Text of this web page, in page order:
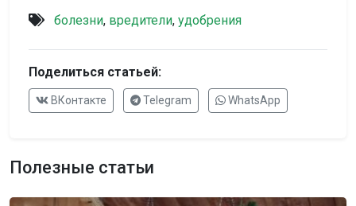
болезни, вредители, удобрения
Поделиться статьей:
ВКонтакте Telegram WhatsApp
Полезные статьи